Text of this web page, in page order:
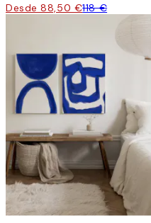
Desde 88,50 €118 €